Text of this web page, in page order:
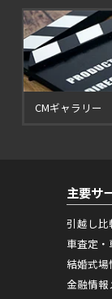
CMギャラリー
主要サ
引越し比
車査定・
結婚式場
金融情報